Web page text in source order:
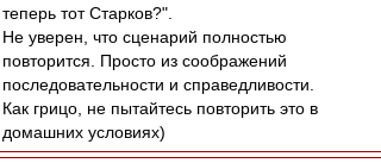
теперь тот Старков?".
Не уверен, что сценарий полностью
повторится. Просто из соображений
последовательности и справедливости.
Как грицо, не пытайтесь повторить это в
домашних условиях)